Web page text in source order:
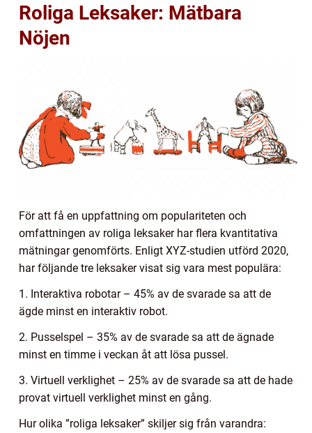
Roliga Leksaker: Mätbara
Nöjen
För att få en uppfattning om populariteten och
omfattningen av roliga leksaker har flera kvantitativa
mätningar genomförts. Enligt XYZ-studien utförd 2020,
har följande tre leksaker visat sig vara mest populära:
1. Interaktiva robotar – 45% av de svarade sa att de
ägde minst en interaktiv robot.
2. Pusselspel – 35% av de svarade sa att de ägnade
minst en timme i veckan åt att lösa pussel.
3. Virtuell verklighet – 25% av de svarade sa att de hade
provat virtuell verklighet minst en gång.
Hur olika ”roliga leksaker” skiljer sig från varandra: